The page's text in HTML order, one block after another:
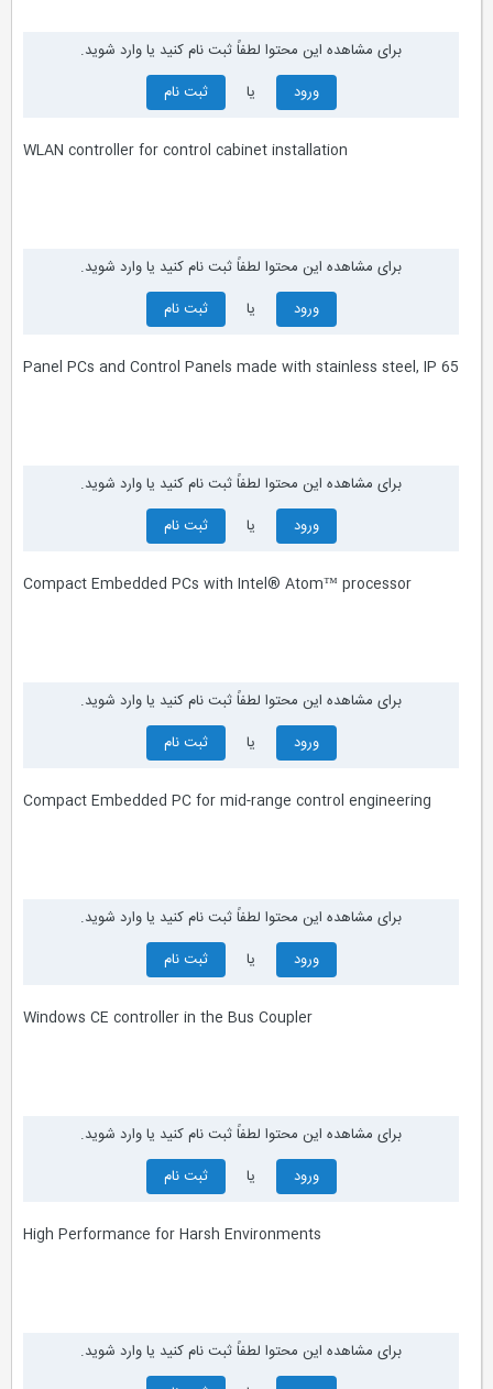
برای مشاهده این محتوا لطفاً ثبت نام کنید یا وارد شوید.
ورود
ثبت نام
WLAN controller for control cabinet installation
برای مشاهده این محتوا لطفاً ثبت نام کنید یا وارد شوید.
ورود
ثبت نام
Panel PCs and Control Panels made with stainless steel, IP 65
برای مشاهده این محتوا لطفاً ثبت نام کنید یا وارد شوید.
ورود
ثبت نام
Compact Embedded PCs with Intel® Atom™ processor
برای مشاهده این محتوا لطفاً ثبت نام کنید یا وارد شوید.
ورود
ثبت نام
Compact Embedded PC for mid-range control engineering
برای مشاهده این محتوا لطفاً ثبت نام کنید یا وارد شوید.
ورود
ثبت نام
Windows CE controller in the Bus Coupler
برای مشاهده این محتوا لطفاً ثبت نام کنید یا وارد شوید.
ورود
ثبت نام
High Performance for Harsh Environments
برای مشاهده این محتوا لطفاً ثبت نام کنید یا وارد شوید.